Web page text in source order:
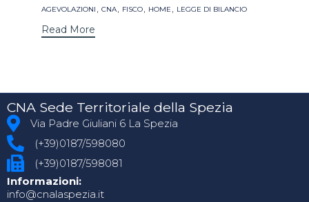
Tags
AGEVOLAZIONI , CNA, FISCO, HOME , LEGGE DI BILANCIO
Read More
CNA Sede Territoriale della Spezia
Via Padre Giuliani 6 La Spezia
(+39)0187/598080
(+39)0187/598081
Informazioni:
info@cnalaspezia.it